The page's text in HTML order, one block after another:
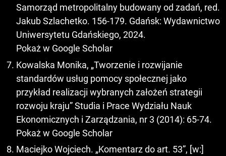
Samorząd metropolitalny budowany od zadań, red.
Jakub Szlachetko. 156-179. Gdańsk: Wydawnictwo
Uniwersytetu Gdańskiego, 2024.
Pokaż w Google Scholar
Kowalska Monika, „Tworzenie i rozwijanie
standardów usług pomocy społecznej jako
przykład realizacji wybranych założeń strategii
rozwoju kraju” Studia i Prace Wydziału Nauk
Ekonomicznych i Zarządzania, nr 3 (2014): 65-74.
Pokaż w Google Scholar
Maciejko Wojciech. „Komentarz do art. 53”, [w:]